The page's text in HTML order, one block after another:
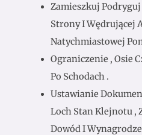
Zamieszkuj
Strony I Wędrującej
Natychmiastowej
Ograniczenie , Osie
Po Schodach .
Ustawianie
Loch Stan Klejnotu ,
Dowód I